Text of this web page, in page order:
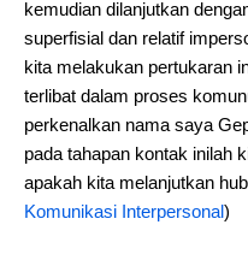
kemudian dilanjutkan
superfisial dan relatif
kita melakukan pertukaran
terlibat dalam proses
perkenalkan nama saya
pada tahapan kontak inilah
apakah kita melanjutkan
Komunikasi Interpersonal)